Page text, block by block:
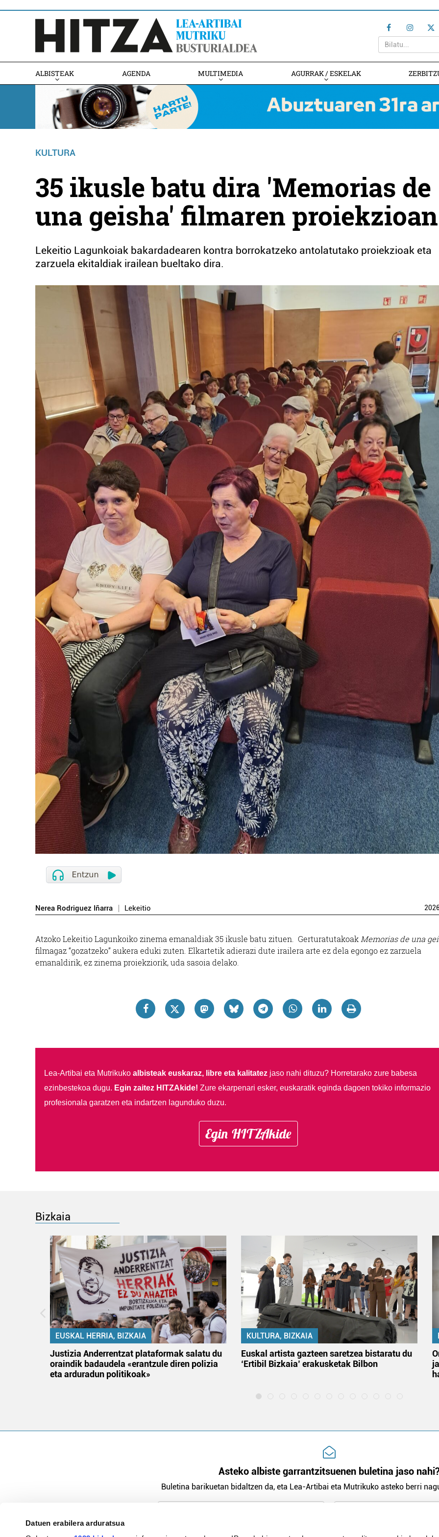
Datuen erabilera arduratsua
ALBISTEAK AGENDA MULTIMEDIA AGURRAK / ESKELAK
KULTURA
35 ikusle batu dira 'Memorias de
una geisha' filmaren proiekzioan
Lekeitio Lagunkoiak bakardadearen kontra borrokatzeko antolatutako proiekzioak eta
zarzuela ekitaldiak irailean bueltako dira.
Nerea Rodriguez Iñarra Lekeitio
Atzoko Lekeitio Lagunkoiko zinema emanaldiak 35 ikusle batu zituen. Gerturatutakoak Memorias de una
filmagaz “gozatzeko” aukera eduki zuten. Elkartetik adierazi dute irailera arte ez dela egongo ez zarzuela
emanaldirik, ez zinema proiekziorik, uda sasoia delako.
Lea-Artibai eta Mutrikuko albisteak euskaraz, libre eta kalitatezjaso nahi dituzu? Horretarako zure babesa
ezinbestekoa dugu. Egin zaitez HITZAkide! Zure ekarpenari esker, euskaratik eginda dagoen tokiko informazio
profesionala garatzen eta indartzen lagunduko duzu.
Egin HITZAkide
Bizkaia
EUSKAL HERRIA, BIZKAIA
Justizia Anderrentzat plataformak salatu du
oraindik badaudela «erantzule diren polizia
eta arduradun politikoak»
KULTURA, BIZKAIA
Euskal artista gazteen saretzea bistaratu du
‘Ertibil Bizkaia’ erakusketak Bilbon
Asteko albiste garrantzitsuenen buletina jaso
Buletina barikuetan bidaltzen da, eta Lea-Artibai eta Mutrikuko asteko berri